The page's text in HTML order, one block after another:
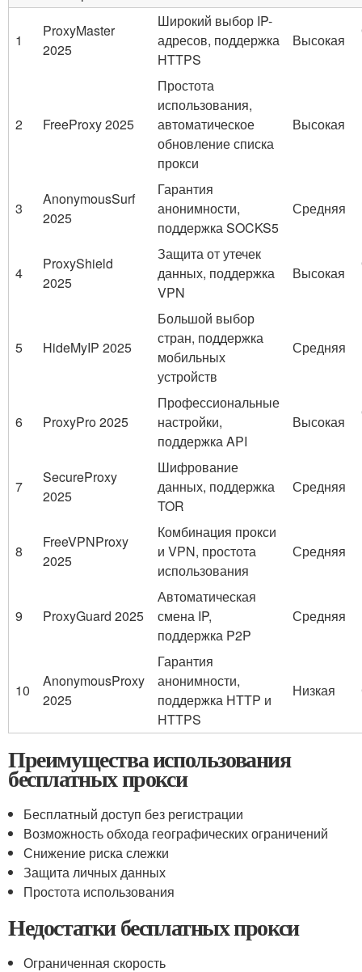
1
ProxyMaster
2025
Широкий выбор IP-
адресов, поддержка
HTTPS
Высокая
2 FreeProxy 2025
Простота
использования,
автоматическое
обновление списка
прокси
Высокая
3
AnonymousSurf
2025
Гарантия
анонимности,
поддержка SOCKS5
Средняя
4
ProxyShield
2025
Защита от утечек
данных, поддержка
VPN
Высокая
5 HideMyIP 2025
Большой выбор
стран, поддержка
мобильных
устройств
Средняя
6 ProxyPro 2025
Профессиональные
настройки,
поддержка API
Высокая
7
SecureProxy
2025
Шифрование
данных, поддержка
TOR
Средняя
8
FreeVPNProxy
2025
Комбинация прокси
и VPN, простота
использования
Средняя
9 ProxyGuard 2025
Автоматическая
смена IP,
поддержка P2P
Средняя
10
AnonymousProxy
2025
Гарантия
анонимности,
поддержка HTTP и
HTTPS
Низкая
Преимущества использования
бесплатных прокси
Бесплатный доступ без регистрации
Возможность обхода географических ограничений
Снижение риска слежки
Защита личных данных
Простота использования
Недостатки бесплатных прокси
Ограниченная скорость